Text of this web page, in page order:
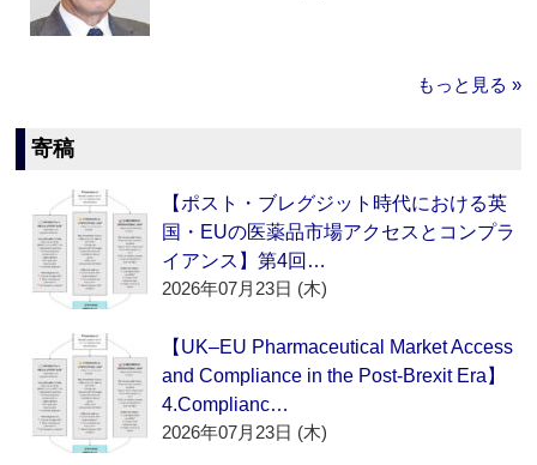
もっと見る »
寄稿
【ポスト・ブレグジット時代における英
国・EUの医薬品市場アクセスとコンプラ
イアンス】第4回…
2026年07月23日 (木)
【UK–EU Pharmaceutical Market Access
and Compliance in the Post-Brexit Era】
4.Complianc…
2026年07月23日 (木)